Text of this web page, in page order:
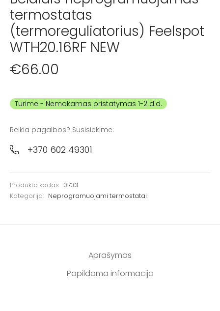
termostatas
(termoreguliatorius) Feelspot
WTH20.16RF NEW
€66.00
Turime
Reikia pagalbos? Susisiekime:
+370 602 49301
Produkto kodas: 3733
Kategorija: Neprogramuojami termostatai
Aprašymas
Papildoma informacija